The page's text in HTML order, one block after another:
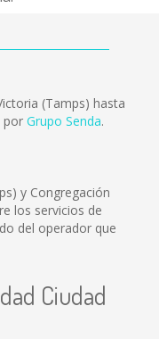
(Tamps) hasta
por Grupo Senda.
y Congregación
los servicios de
del operador que
Ciudad